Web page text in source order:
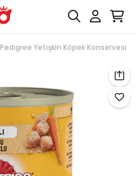
Pedigree Yetişkin Köpek Konservesi